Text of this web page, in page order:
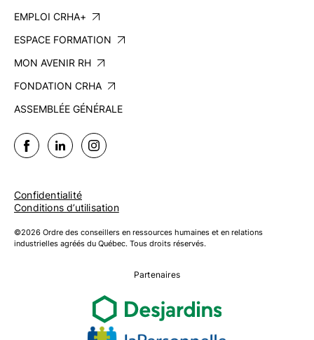
EMPLOI CRHA+
ESPACE FORMATION
MON AVENIR RH
FONDATION CRHA
ASSEMBLÉE GÉNÉRALE
Confidentialité
Conditions d’utilisation
©2026 Ordre des conseillers en ressources humaines et en relations
industrielles agréés du Québec. Tous droits réservés.
Partenaires